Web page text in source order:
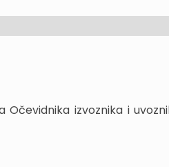
Očevidnika izvoznika i